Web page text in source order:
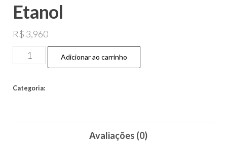
Etanol
R$ 3,960
Adicionar ao carrinho
Categoria:
Avaliações (0)